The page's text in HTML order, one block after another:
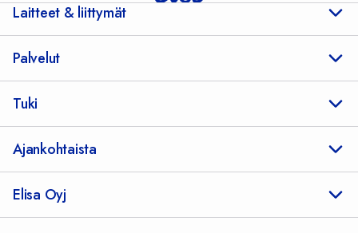
Laitteet & liittymät
Palvelut
Tuki
Ajankohtaista
Elisa Oyj